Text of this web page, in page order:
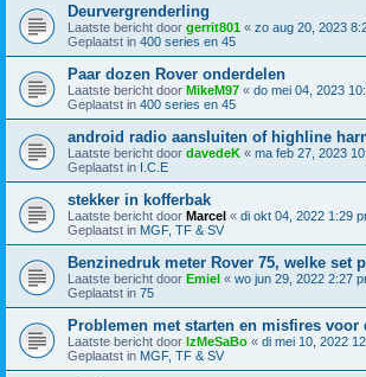
Deurvergrenderling
Laatste bericht door gerrit801 « zo aug 20, 2023
Geplaatst in 400 series en 45
Paar dozen Rover onderdelen
Laatste bericht door MikeM97 « do mei 04, 2023
Geplaatst in 400 series en 45
android radio aansluiten of highline
Laatste bericht door davedeK « ma feb 27, 2023
Geplaatst in I.C.E
stekker in kofferbak
Laatste bericht door Marcel « di okt 04, 2022 1:29
Geplaatst in MGF, TF & SV
Benzinedruk meter Rover 75, welke set
Laatste bericht door Emiel « wo jun 29, 2022 2:27
Geplaatst in 75
Problemen met starten en misfires voor
Laatste bericht door IzMeSaBo « di mei 10, 2022
Geplaatst in MGF, TF & SV